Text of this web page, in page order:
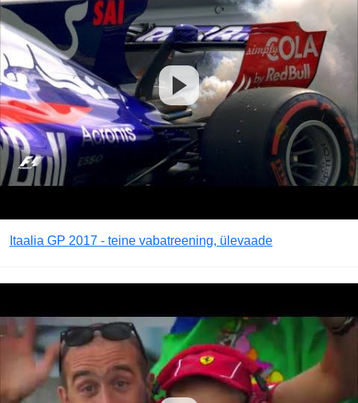
Itaalia GP 2017 - teine vabatreening, ülevaade